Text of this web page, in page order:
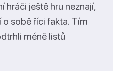
hráči ještě hru neznají,
sobě říci fakta. Tím
méně listů